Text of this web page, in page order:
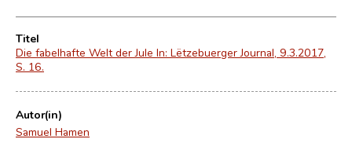
Titel
Die fabelhafte Welt der Jule In: Lëtzebuerger Journal, 9.3.2017,
S. 16.
Autor(in)
Samuel Hamen